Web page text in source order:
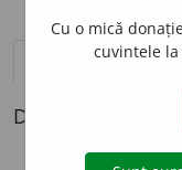
definiții (1)
Definiția cu ID-ul
Cu o mică
cuvintele